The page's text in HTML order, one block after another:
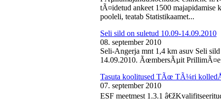
tÃ¤idetud ankeet 1500 majapidamise
pooleli, teatab Statistikaamet...
Seli sild on suletud 10.09-14.09.2010
08. september 2010
Seli-Angerja mnt 1,4 km asuv Seli
14.09.2010. ÃœmbersÃµit
Tasuta koolitused TÃœ TÃ¼ri
07. september 2010
ESF meetmest 1.3.1